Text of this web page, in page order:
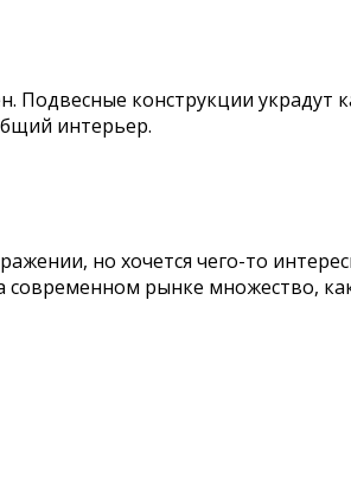
конструкции украдут
интерьер.
но хочется чего-то
рынке множество,